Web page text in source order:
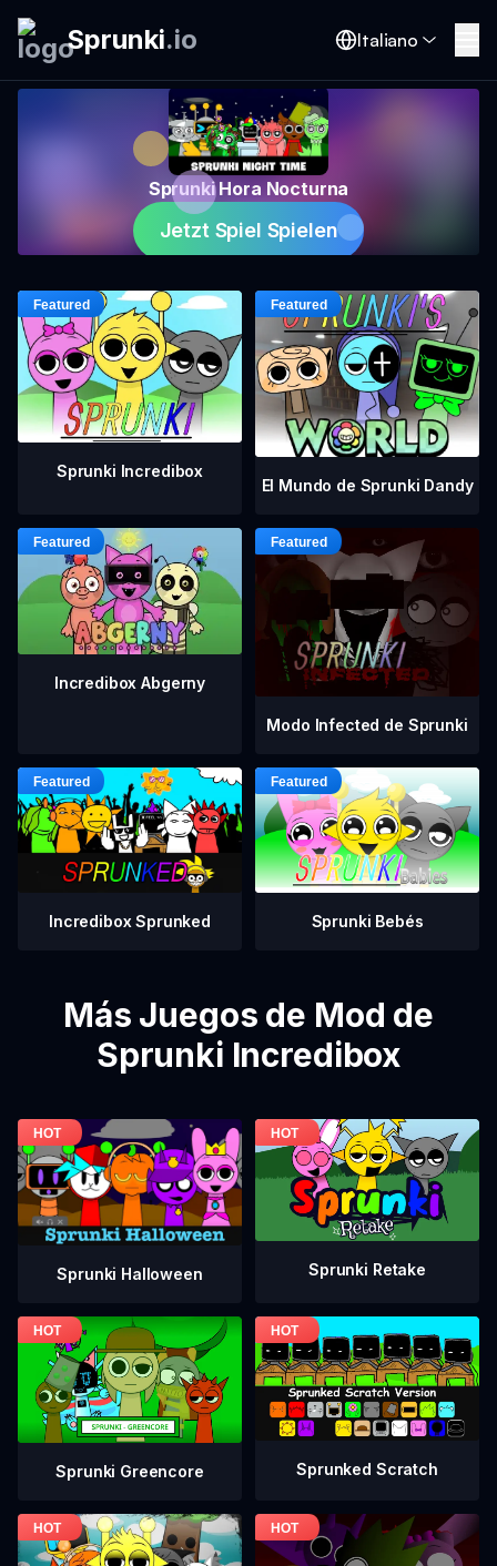
Sprunki.io Italiano
Sprunki Hora Nocturna
Jetzt Spiel Spielen
Sprunki Incredibox
El Mundo de Sprunki Dandy
Incredibox Abgerny
Modo Infected de Sprunki
Incredibox Sprunked Sprunki Bebés
Más Juegos de Mod de
Sprunki Incredibox
Sprunki Halloween Sprunki Retake
Sprunki Greencore Sprunked Scratch